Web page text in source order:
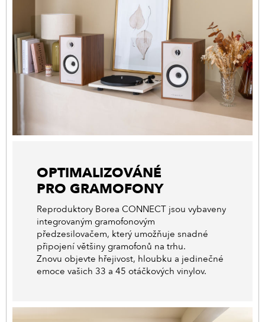
OPTIMALIZOVÁNÉ
PRO GRAMOFONY
Reproduktory Borea CONNECT jsou vybaveny
integrovaným gramofonovým
předzesilovačem, který umožňuje snadné
připojení většiny gramofonů na trhu.
Znovu objevte hřejivost, hloubku a jedinečné
emoce vašich 33 a 45 otáčkových vinylov.